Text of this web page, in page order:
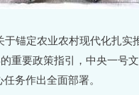
定农业农村现代化扎实
重要政策指引，中央一
务作出全面部署。